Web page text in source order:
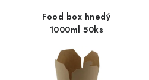
Food box hnedý
1000ml 50ks